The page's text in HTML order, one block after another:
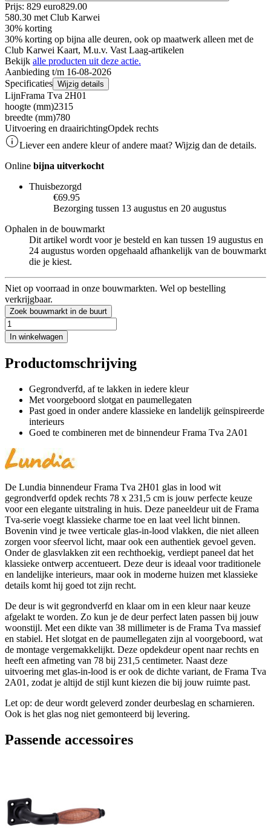
Prijs: 829 euro829.00
580.30 met Club Karwei
30% korting
30% korting op bijna alle deuren, ook op maatwerk alleen met de
Club Karwei Kaart, M.u.v. Vast Laag-artikelen
Bekijk alle producten uit deze actie.
Aanbieding t/m 16-08-2026
Specificaties Wijzig details
LijnFrama Tva 2H01
hoogte (mm)2315
breedte (mm)780
Uitvoering en draairichtingOpdek rechts
Liever een andere kleur of andere maat? Wijzig dan de details.
Online bijna uitverkocht
Thuisbezorgd
€69.95
Bezorging tussen 13 augustus en 20 augustus
Ophalen in de bouwmarkt
Dit artikel wordt voor je besteld en kan tussen 19 augustus en
24 augustus worden opgehaald afhankelijk van de bouwmarkt
die je kiest.
Niet op voorraad in onze bouwmarkten. Wel op bestelling
verkrijgbaar.
Zoek bouwmarkt in de buurt
In winkelwagen
Productomschrijving
Gegrondverfd, af te lakken in iedere kleur
Met voorgeboord slotgat en paumellegaten
Past goed in onder andere klassieke en landelijk geïnspireerde
interieurs
Goed te combineren met de binnendeur Frama Tva 2A01
De Lundia binnendeur Frama Tva 2H01 glas in lood wit
gegrondverfd opdek rechts 78 x 231,5 cm is jouw perfecte keuze
voor een elegante uitstraling in huis. Deze paneeldeur uit de Frama
Tva-serie voegt klassieke charme toe en laat veel licht binnen.
Bovenin vind je twee verticale glas-in-lood vlakken, die niet alleen
zorgen voor sfeervol licht, maar ook een authentiek gevoel geven.
Onder de glasvlakken zit een rechthoekig, verdiept paneel dat het
klassieke ontwerp accentueert. Deze deur is ideaal voor traditionele
en landelijke interieurs, maar ook in moderne huizen met klassieke
details komt hij goed tot zijn recht.
De deur is wit gegrondverfd en klaar om in een kleur naar keuze
afgelakt te worden. Zo kun je de deur perfect laten passen bij jouw
woonstijl. Met een dikte van 38 millimeter is de Frama Tva massief
en stabiel. Het slotgat en de paumellegaten zijn al voorgeboord, wat
de montage vergemakkelijkt. Deze opdekdeur opent naar rechts en
heeft een afmeting van 78 bij 231,5 centimeter. Naast deze
uitvoering met glas-in-lood is er ook de dichte variant, de Frama Tva
2A01, zodat je altijd de stijl kunt kiezen die bij jouw ruimte past.
Let op: de deur wordt geleverd zonder deurbeslag en scharnieren.
Ook is het glas nog niet gemonteerd bij levering.
Passende accessoires